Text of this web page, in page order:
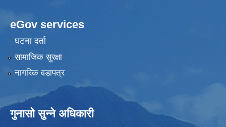
eGov services
घटना दर्ता
सामाजिक सुरक्षा
नागरिक वडापत्र
गुनासो सुन्ने अधिकारी